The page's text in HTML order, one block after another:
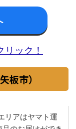
ック！
板市）
リアはヤマト運